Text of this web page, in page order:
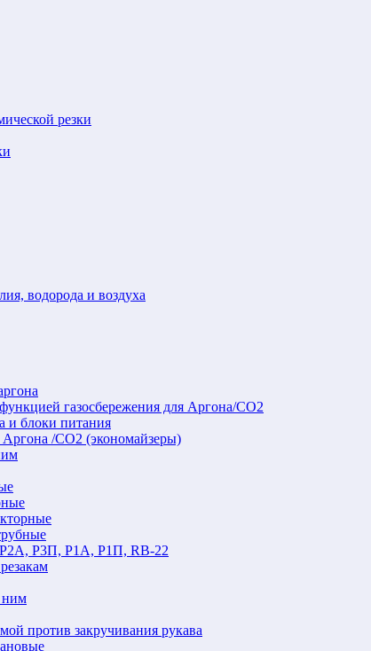
резки
водорода и воздуха
газосбережения для Аргона/СО2
и блоки питания
Аргона /СО2 (экономайзеры)
Р2А, Р3П, Р1А, Р1П, RB-22
ним
против закручивания рукава